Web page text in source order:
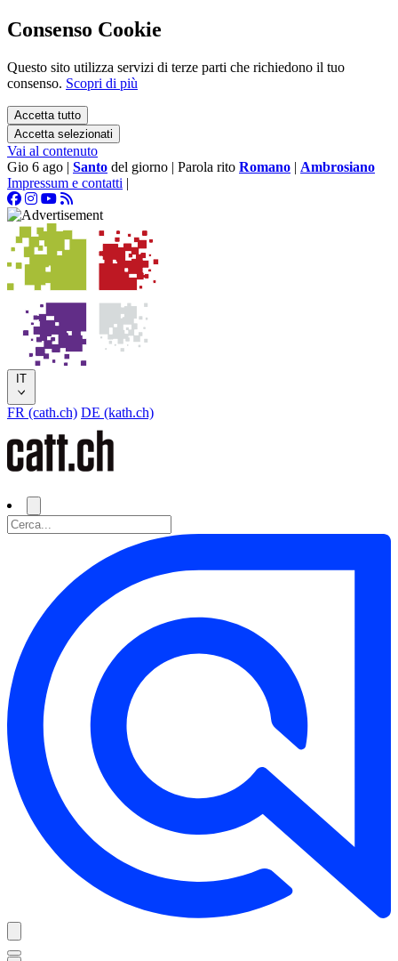
Consenso Cookie
Questo sito utilizza servizi di terze parti che richiedono il tuo
consenso. Scopri di più
Accetta tutto
Accetta selezionati
Vai al contenuto
Gio 6 ago | Santo del giorno | Parola rito Romano | Ambrosiano
Impressum e contatti |
IT
FR (cath.ch) DE (kath.ch)